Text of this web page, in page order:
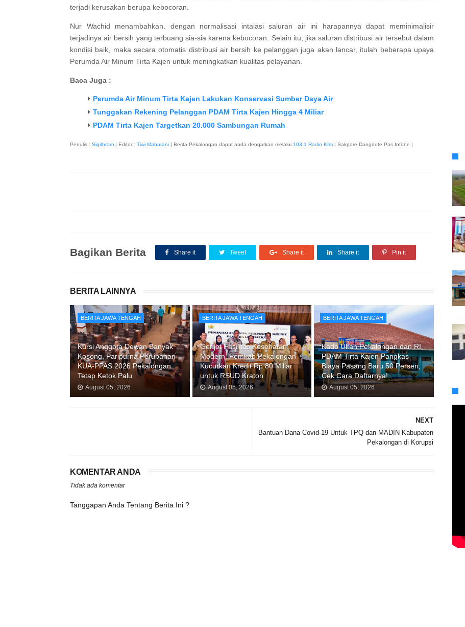
terjadi kerusakan berupa kebocoran.
Nur Wachid menambahkan. dengan normalisasi intalasi saluran air ini harapannya dapat meminimalisir
terjadinya air bersih yang terbuang sia-sia karena kebocoran. Selain itu, jika saluran distribusi air tersebut dalam
kondisi baik, maka secara otomatis distribusi air bersih ke pelanggan juga akan lancar, itulah beberapa upaya
Perumda Air Minum Tirta Kajen untuk meningkatkan kualitas pelayanan.
Baca Juga :
Perumda Air Minum Tirta Kajen Lakukan Konservasi Sumber Daya Air
Tunggakan Rekening Pelanggan PDAM Tirta Kajen Hingga 4 Miliar
PDAM Tirta Kajen Targetkan 20.000 Sambungan Rumah
Penulis : Sigitbram | Editor : Tiwi Maharani | Berita Pekalongan dapat anda dengarkan melalui 103.1 Radio Kfm | Sakpore Dangdute Pas Infone |
Bagikan Berita Share it Tweet Share it Share it Pin it
BERITA LAINNYA
BERITA JAWA TENGAH
Kursi Anggota Dewan Banyak
Kosong, Paripurna Perubahan
KUA-PPAS 2026 Pekalongan
Tetap Ketok Palu
August 05, 2026
BERITA JAWA TENGAH
Genjot Fasilitas Kesehatan
Modern, Pemkab Pekalongan
Kucurkan Kredit Rp 80 Miliar
untuk RSUD Kraton
August 05, 2026
BERITA JAWA TENGAH
Kado Ultah Pekalongan dan RI,
PDAM Tirta Kajen Pangkas
Biaya Pasang Baru 50 Persen,
Cek Cara Daftarnya!
August 05, 2026
NEXT
Bantuan Dana Covid-19 Untuk TPQ dan MADIN Kabupaten
Pekalongan di Korupsi
KOMENTAR ANDA
Tidak ada komentar
Tanggapan Anda Tentang Berita Ini ?